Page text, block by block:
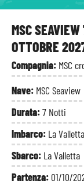
MSC
OTTOBRE
Compagnia: MSC
Nave: MSC Seaview
Durata:7 Notti
Imbarco: La Valletta
Sbarco: La Valletta
Partenza: 01/10/